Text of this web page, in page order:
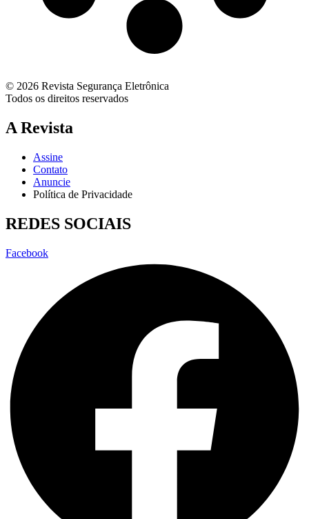
© 2026 Revista Segurança Eletrônica
Todos os direitos reservados
A Revista
Assine
Contato
Anuncie
Política de Privacidade
REDES SOCIAIS
Facebook